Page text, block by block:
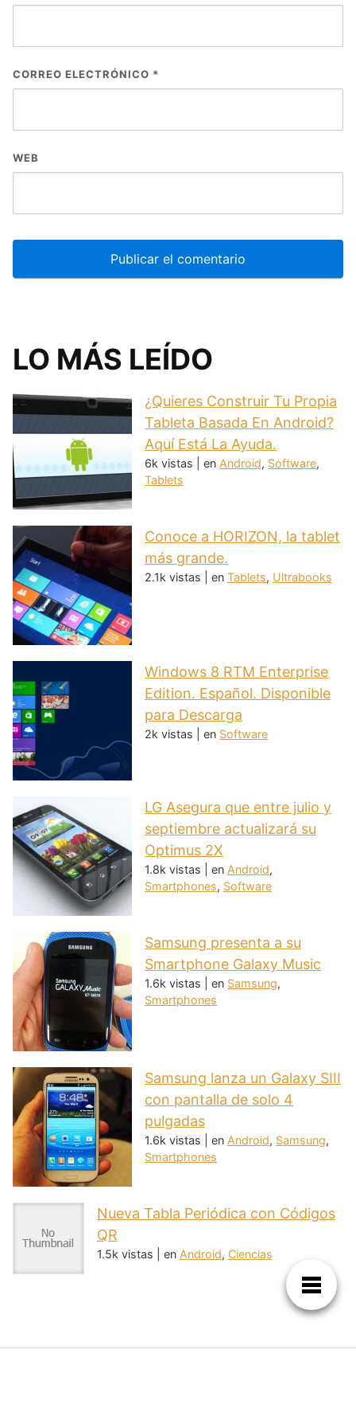
CORREO ELECTRÓNICO *
WEB
LO MÁS LEÍDO
¿Quieres Construir Tu Propia
Tableta Basada En Android?
Aquí Está La Ayuda.
6k vistas en Android, Software,
Tablets
Conoce a HORIZON, la tablet
más grande.
2.1k vistas en Tablets, Ultrabooks
Windows 8 RTM Enterprise
Edition. Español. Disponible
para Descarga
2k vistas en Software
LG Asegura que entre julio y
septiembre actualizará su
Optimus 2X
1.8k vistas en Android,
Smartphones, Software
Samsung presenta a su
Smartphone Galaxy Music
1.6k vistas en Samsung,
Smartphones
Samsung lanza un Galaxy SIII
con pantalla de solo 4
pulgadas
1.6k vistas en Android, Samsung,
Smartphones
Nueva Tabla Periódica con Códigos
QR
1.5k vistas en Android, Ciencias